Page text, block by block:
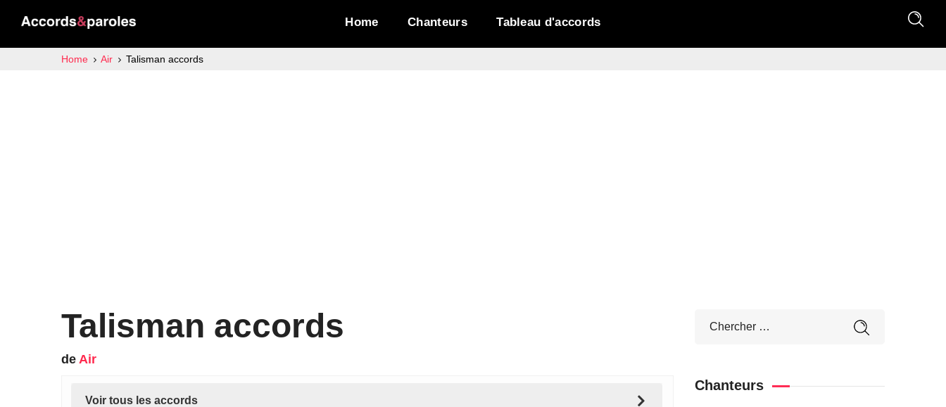
Home Chanteurs Tableau d'accords
Home Air Talisman accords
Talisman accords
de Air
Voir tous les accords
Chanteurs